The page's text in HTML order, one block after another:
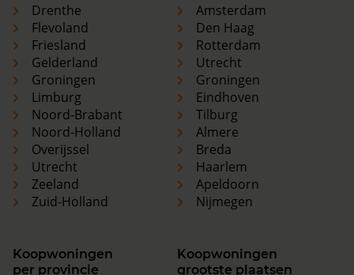
Drenthe
Flevoland
Friesland
Gelderland
Groningen
Limburg
Noord-Brabant
Noord-Holland
Overijssel
Utrecht
Zeeland
Zuid-Holland
Amsterdam
Den Haag
Rotterdam
Utrecht
Groningen
Eindhoven
Tilburg
Almere
Breda
Haarlem
Apeldoorn
Nijmegen
Koopwoningen
per provincie
Koopwoningen
grootste plaatsen